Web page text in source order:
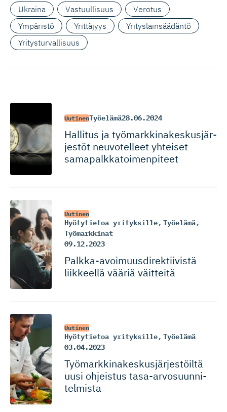
Ukraina
Vastuullisuus
Verotus
Ympäristö
Yrittäjyys
Yrityslainsäädäntö
Yritysturvallisuus
UutinenTyöelämä28.06.2024
Hallitus ja työmarkki­na­kes­kus­jär­
jestöt neuvotelleet yhteiset
samapalkka­toi­menpiteet
Uutinen
Hyötytietoa yrityksille, Työelämä,
Työmarkkinat
09.12.2023
Palkka-avoi­muus­di­rek­tiivistä
liikkeellä vääriä väitteitä
Uutinen
Hyötytietoa yrityksille, Työelämä
03.04.2023
Työmarkki­na­kes­kus­jär­jes­töiltä
uusi ohjeistus tasa-arvo­suun­ni­
telmista